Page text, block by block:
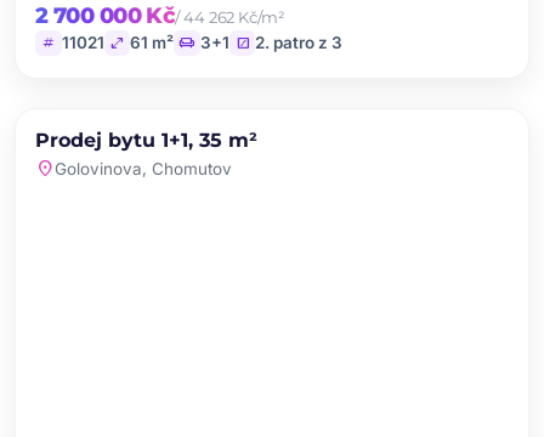
2 700 000 Kč/ 44 262 Kč/m²
tag 11021 open_in_full 61 m² chair 3+1 stairs 2. patro z 3
PRODEJ
Prodej bytu 1+1, 35 m²
location_onGolovinova, Chomutov